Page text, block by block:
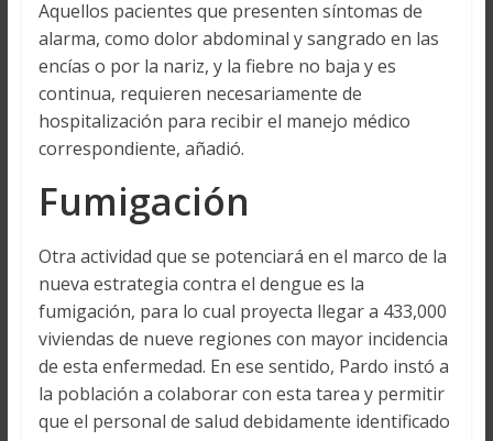
Aquellos pacientes que presenten síntomas de
alarma, como dolor abdominal y sangrado en las
encías o por la nariz, y la fiebre no baja y es
continua, requieren necesariamente de
hospitalización para recibir el manejo médico
correspondiente, añadió.
Fumigación
Otra actividad que se potenciará en el marco de la
nueva estrategia contra el dengue es la
fumigación, para lo cual proyecta llegar a 433,000
viviendas de nueve regiones con mayor incidencia
de esta enfermedad. En ese sentido, Pardo instó a
la población a colaborar con esta tarea y permitir
que el personal de salud debidamente identificado